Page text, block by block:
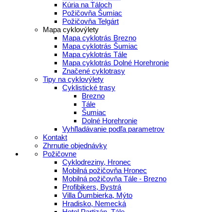
Kúria na Táloch
Požičovňa Šumiac
Požičovňa Telgárt
Mapa cyklovýlety
Mapa cyklotrás Brezno
Mapa cyklotrás Šumiac
Mapa cyklotrás Tále
Mapa cyklotrás Dolné Horehronie
Značené cyklotrasy
Tipy na cyklovýlety
Cyklistické trasy
Brezno
Tále
Šumiac
Dolné Horehronie
Vyhľladávanie podľa parametrov
Kontakt
Zhrnutie objednávky
Požičovne
Cyklodreziny, Hronec
Mobilná požičovňa Hronec
Mobilná požičovňa Tále - Brezno
Profibikers, Bystrá
Villa Ďumbierka, Mýto
Hradisko, Nemecká